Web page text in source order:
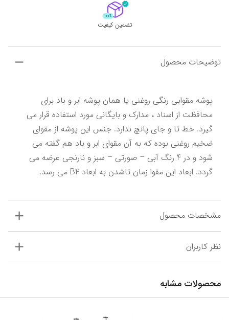
تضمین کیفیت
توضیحات محصول
گردد. ابعاد این مقوا زمان تاشدن به ابعاد B4 می رسد.
مشخصات محصول
نظر کاربران
محصولات مشابه